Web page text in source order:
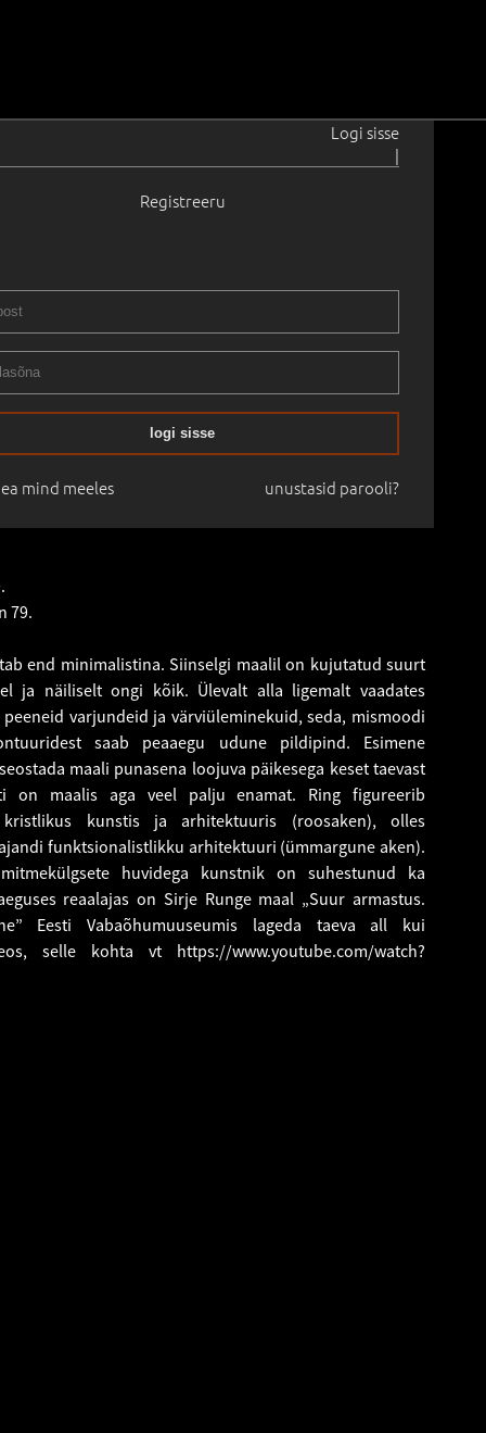
Logi sisse
|
Registreeru
mind meeles
logi sisse
unustasid parooli?
cmRaamitud
OKSJON - 1966 KUNI TÄNAPÄEV07.05.2023
-
79.
end minimalistina. Siinselgi maalil on kujutatud suurt
ja näiliselt ongi kõik. Ülevalt alla ligemalt vaadates
varjundeid ja värviüleminekuid, seda, mismoodi
saab peaaegu udune pildipind. Esimene
maali punasena loojuva päikesega keset taevast
on maalis aga veel palju enamat. Ring figureerib
kristlikus kunstis ja arhitektuuris (roosaken), olles
funktsionalistlikku arhitektuuri (ümmargune aken).
huvidega kunstnik on suhestunud ka
reaalajas on Sirje Runge maal „Suur armastus.
Eesti Vabaõhumuuseumis lageda taeva all kui
selle kohta vt https://www.youtube.com/watch?